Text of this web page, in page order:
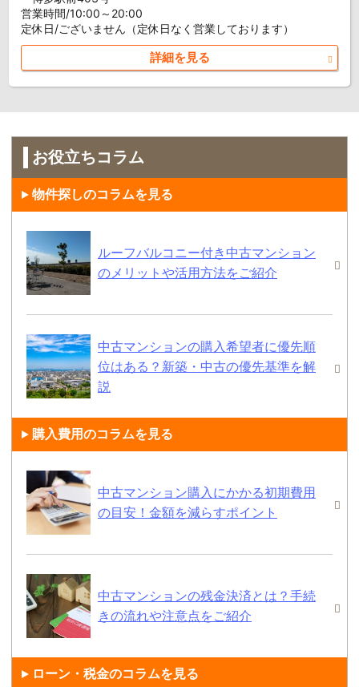
営業時間/10:00～20:00
定休日/ございません（定休日なく営業しております）
詳細を見る
お役立ちコラム
物件探しのコラムを見る
ルーフバルコニー付き中古マンション
のメリットや活用方法をご紹介
中古マンションの購入希望者に優先順
位はある？新築・中古の優先基準を解
説
購入費用のコラムを見る
中古マンション購入にかかる初期費用
の目安！金額を減らすポイント
中古マンションの残金決済とは？手続
きの流れや注意点をご紹介
ローン・税金のコラムを見る